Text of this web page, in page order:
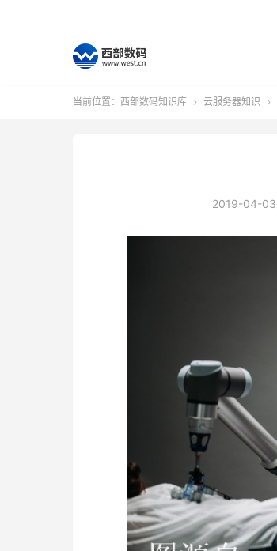
当前位置： 西部数码知识库  云服务器知识 
2019-04-03